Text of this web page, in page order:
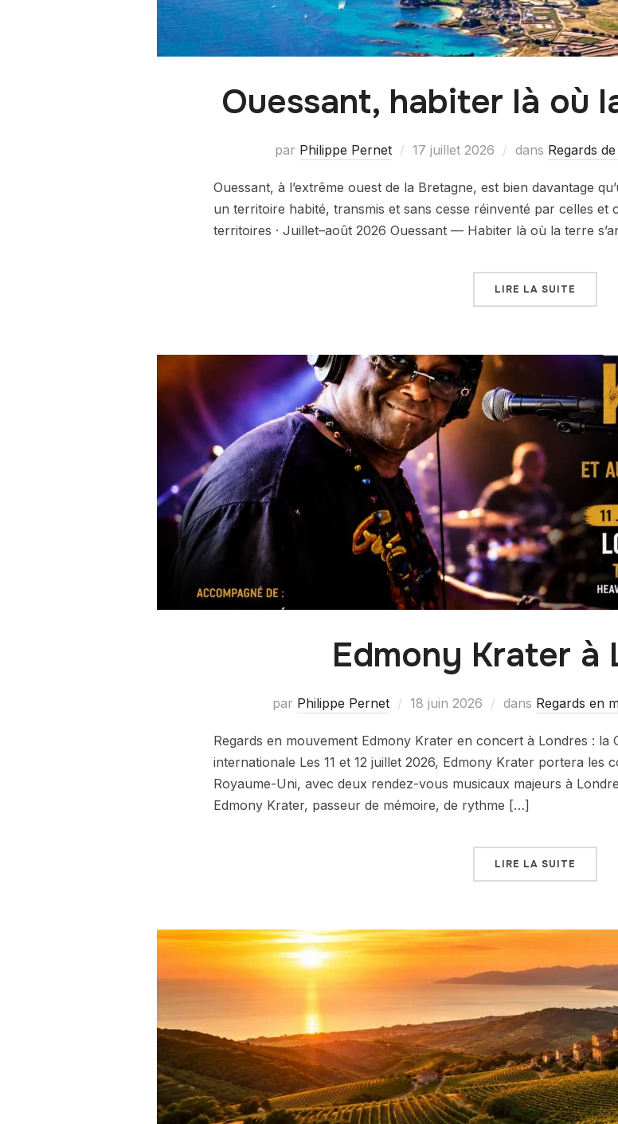
Ouessant, habiter là où
par Philippe Pernet 17 juillet 2026 dans Regards
Ouessant, à l’extrême ouest de la Bretagne, est bien davantage
un territoire habité, transmis et sans cesse réinventé par celles et
territoires · Juillet–août 2026 Ouessant — Habiter là où la terre
LIRE LA SUITE
Edmony Krater à
par Philippe Pernet 18 juin 2026 dans Regards en
Regards en mouvement Edmony Krater en concert à Londres : la
internationale Les 11 et 12 juillet 2026, Edmony Krater portera les
Royaume-Uni, avec deux rendez-vous musicaux majeurs à
Edmony Krater, passeur de mémoire, de rythme […]
LIRE LA SUITE